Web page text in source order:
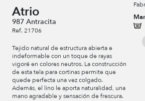
Atrio
987 Antracita
Ref. 21706
Tejido natural de estructura abierta e
indeformable con un toque de rayas
vigoré en colores neutros. La construcción
de esta tela para cortinas permite que
quede perfecta una vez colgado.
Además, el lino le aporta naturalidad, una
mano agradable y sensación de frescura.